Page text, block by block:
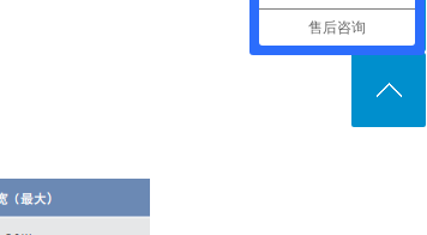
售后咨询